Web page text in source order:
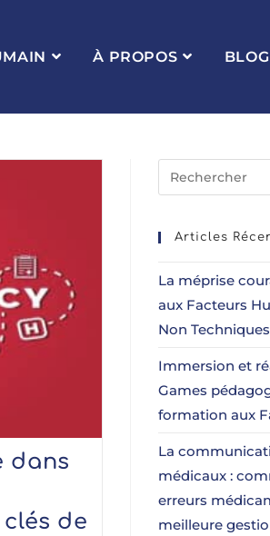
À PROPOS BLOG
dans
de
Articles
La méprise
aux Facteurs
Non Techniques
Immersion et
Games
formation aux
La
médicaux :
erreurs
meilleure